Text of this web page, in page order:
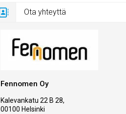
Ota yhteyttä
Fennomen Oy
Kalevankatu 22 B 28,
00100 Helsinki